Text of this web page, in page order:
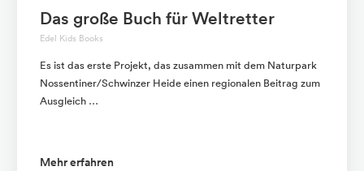
Das große Buch für Weltretter
Edel Kids Books
Es ist das erste Projekt, das zusammen mit dem Naturpark
Nossentiner/Schwinzer Heide einen regionalen Beitrag zum
Ausgleich …
Mehr erfahren